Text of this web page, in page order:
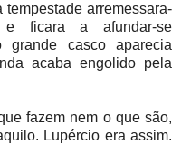
arremessara-
ficara a afundar-se
grande casco aparecia
acaba engolido pela
fazem nem o que são,
Lupércio era assim.